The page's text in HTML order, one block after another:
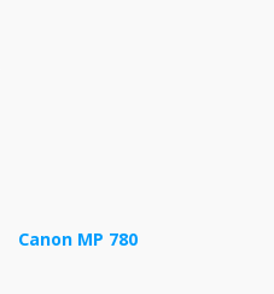
Canon MP 780